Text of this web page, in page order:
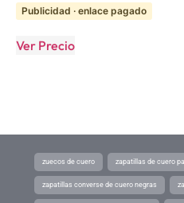
Publicidad · enlace pagado
Ver Precio
zuecos de cuero zapatillas de cuero
zapatillas converse de cuero negras